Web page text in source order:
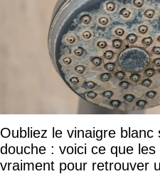
Oubliez le vinaigre
douche : voici ce que
vraiment pour retrouver